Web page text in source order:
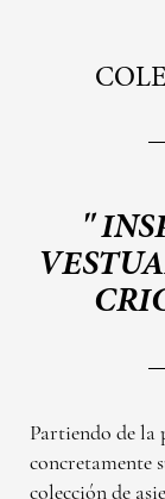
"
Partiendo de la
concretamente
colección de